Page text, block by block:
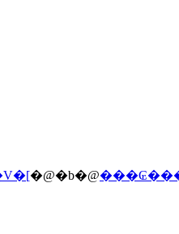
�@�b�@